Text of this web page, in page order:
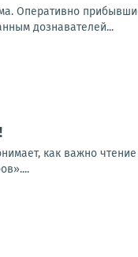
Оперативно
дознавателей...
как важно